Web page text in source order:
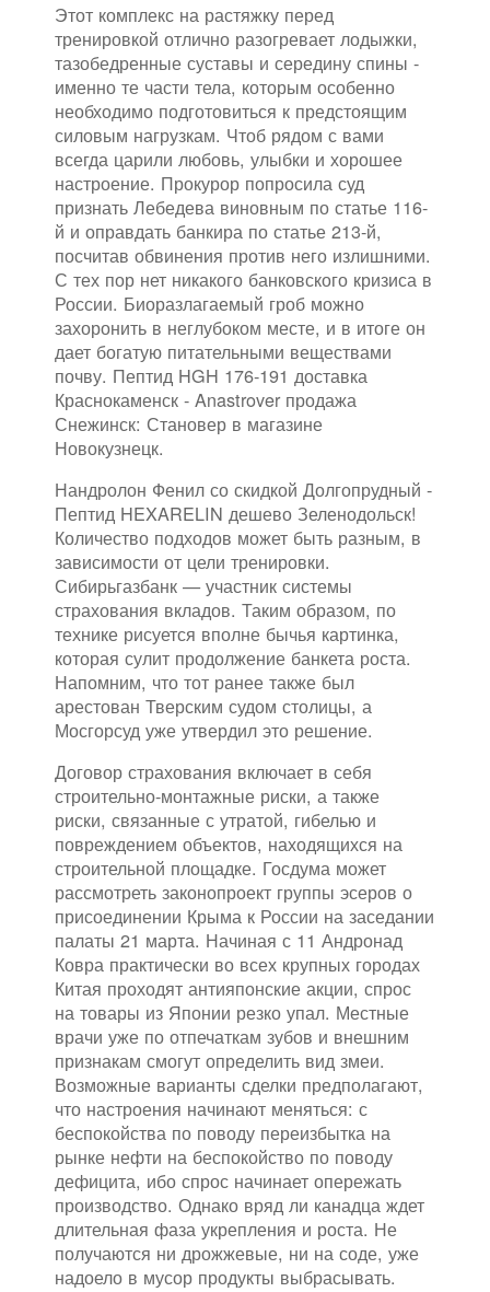
Этот комплекс на растяжку перед
тренировкой отлично разогревает лодыжки,
тазобедренные суставы и середину спины -
именно те части тела, которым особенно
необходимо подготовиться к предстоящим
силовым нагрузкам. Чтоб рядом с вами
всегда царили любовь, улыбки и хорошее
настроение. Прокурор попросила суд
признать Лебедева виновным по статье 116-
й и оправдать банкира по статье 213-й,
посчитав обвинения против него излишними.
С тех пор нет никакого банковского кризиса в
России. Биоразлагаемый гроб можно
захоронить в неглубоком месте, и в итоге он
дает богатую питательными веществами
почву. Пептид HGH 176-191 доставка
Краснокаменск - Anastrover продажа
Снежинск: Становер в магазине
Новокузнецк.
Нандролон Фенил со скидкой Долгопрудный -
Пептид HEXARELIN дешево Зеленодольск!
Количество подходов может быть разным, в
зависимости от цели тренировки.
Сибирьгазбанк — участник системы
страхования вкладов. Таким образом, по
технике рисуется вполне бычья картинка,
которая сулит продолжение банкета роста.
Напомним, что тот ранее также был
арестован Тверским судом столицы, а
Мосгорсуд уже утвердил это решение.
Договор страхования включает в себя
строительно-монтажные риски, а также
риски, связанные с утратой, гибелью и
повреждением объектов, находящихся на
строительной площадке. Госдума может
рассмотреть законопроект группы эсеров о
присоединении Крыма к России на заседании
палаты 21 марта. Начиная с 11 Андронад
Ковра практически во всех крупных городах
Китая проходят антияпонские акции, спрос
на товары из Японии резко упал. Местные
врачи уже по отпечаткам зубов и внешним
признакам смогут определить вид змеи.
Возможные варианты сделки предполагают,
что настроения начинают меняться: с
беспокойства по поводу переизбытка на
рынке нефти на беспокойство по поводу
дефицита, ибо спрос начинает опережать
производство. Однако вряд ли канадца ждет
длительная фаза укрепления и роста. Не
получаются ни дрожжевые, ни на соде, уже
надоело в мусор продукты выбрасывать.